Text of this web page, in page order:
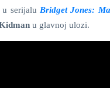
serijalu Bridget Jones:
u glavnoj ulozi.